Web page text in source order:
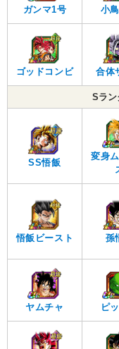
ガンマ1号 小
ゴッドコンビ 合体
Sラン
SS悟飯
変身
悟飯ビースト 孫
ヤムチャ ピ